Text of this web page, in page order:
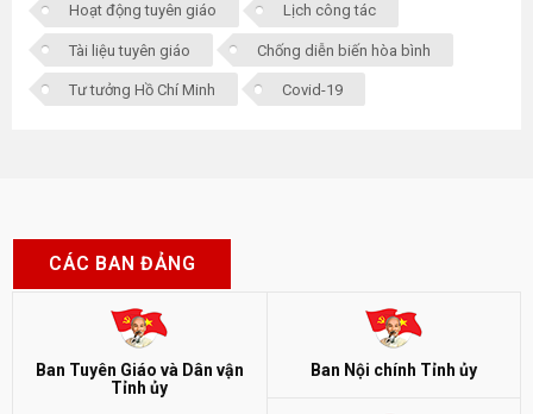
Hoạt động tuyên giáo Lịch công tác
Tài liệu tuyên giáo Chống diễn biến hòa bình
Tư tưởng Hồ Chí Minh Covid-19
CÁC BAN ĐẢNG
Ban Tuyên Giáo và Dân vận
Tỉnh ủy
Ban Nội chính Tỉnh ủy